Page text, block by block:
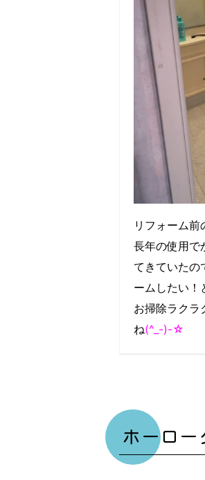
リフォーム前
長年の使用で
てきていたの
ームしたい！
お掃除ラクラ
ね(^_-)-☆
ホーロー